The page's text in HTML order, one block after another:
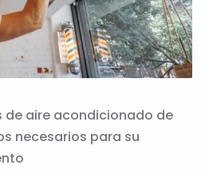
de aire acondicionado de
necesarios para su